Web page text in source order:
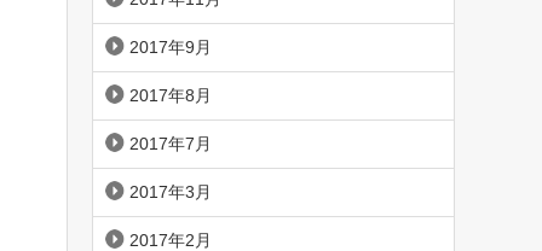
2017年9月
2017年8月
2017年7月
2017年3月
2017年2月